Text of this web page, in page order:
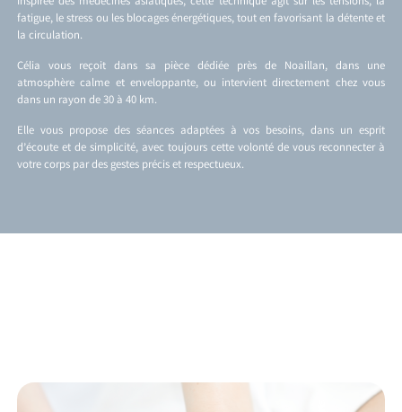
fatigue, le stress ou les blocages énergétiques, tout en favorisant la détente et
la circulation.
Célia vous reçoit dans sa pièce dédiée près de Noaillan, dans une
atmosphère calme et enveloppante, ou intervient directement chez vous
dans un rayon de 30 à 40 km.
Elle vous propose des séances adaptées à vos besoins, dans un esprit
d’écoute et de simplicité, avec toujours cette volonté de vous reconnecter à
votre corps par des gestes précis et respectueux.